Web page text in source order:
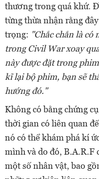
thương trong quá khứ.
từng thừa nhận rằng
trọng: "Chắc chắn là
trong Civil War xoay
này được đặt trong
kĩ lại bộ phim, bạn sẽ
hướng đó."
Không có bằng chứng
thời gian có liên quan
nó có thể khám phá kí
mình và do đó, B.A.R.F
một số nhân vật, bao